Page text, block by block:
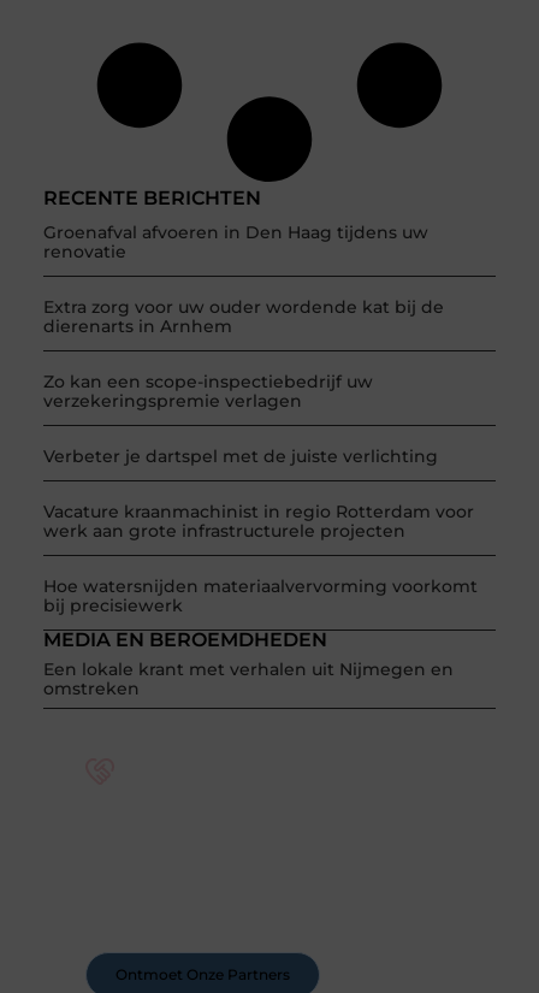
RECENTE BERICHTEN
Groenafval afvoeren in Den Haag tijdens uw
renovatie
Extra zorg voor uw ouder wordende kat bij de
dierenarts in Arnhem
Zo kan een scope-inspectiebedrijf uw
verzekeringspremie verlagen
Verbeter je dartspel met de juiste verlichting
Vacature kraanmachinist in regio Rotterdam voor
werk aan grote infrastructurele projecten
Hoe watersnijden materiaalvervorming voorkomt
bij precisiewerk
MEDIA EN BEROEMDHEDEN
Een lokale krant met verhalen uit Nijmegen en
omstreken
Ontmoet Onze Partners